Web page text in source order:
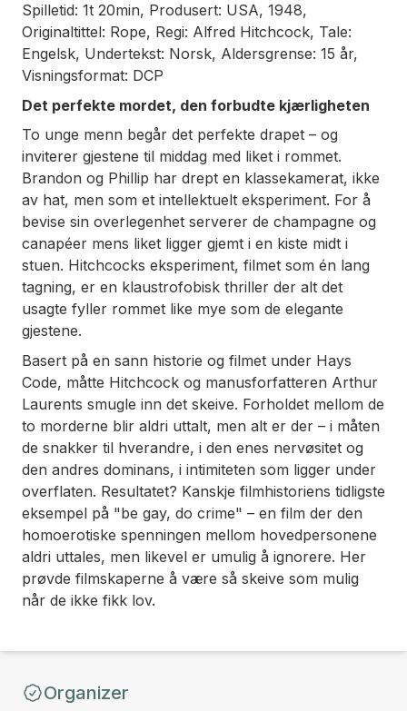
Spilletid: 1t 20min, Produsert: USA, 1948,
Originaltittel: Rope, Regi: Alfred Hitchcock, Tale:
Engelsk, Undertekst: Norsk, Aldersgrense: 15 år,
Visningsformat: DCP
Det perfekte mordet, den forbudte kjærligheten
To unge menn begår det perfekte drapet – og
inviterer gjestene til middag med liket i rommet.
Brandon og Phillip har drept en klassekamerat, ikke
av hat, men som et intellektuelt eksperiment. For å
bevise sin overlegenhet serverer de champagne og
canapéer mens liket ligger gjemt i en kiste midt i
stuen. Hitchcocks eksperiment, filmet som én lang
tagning, er en klaustrofobisk thriller der alt det
usagte fyller rommet like mye som de elegante
gjestene.
Basert på en sann historie og filmet under Hays
Code, måtte Hitchcock og manusforfatteren Arthur
Laurents smugle inn det skeive. Forholdet mellom de
to morderne blir aldri uttalt, men alt er der – i måten
de snakker til hverandre, i den enes nervøsitet og
den andres dominans, i intimiteten som ligger under
overflaten. Resultatet? Kanskje filmhistoriens tidligste
eksempel på "be gay, do crime" – en film der den
homoerotiske spenningen mellom hovedpersonene
aldri uttales, men likevel er umulig å ignorere. Her
prøvde filmskaperne å være så skeive som mulig
når de ikke fikk lov.
Organizer